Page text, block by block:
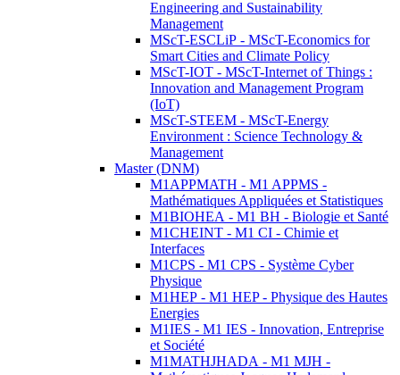
Engineering and Sustainability
Management
MScT-ESCLiP - MScT-Economics for
Smart Cities and Climate Policy
MScT-IOT - MScT-Internet of Things :
Innovation and Management Program
(IoT)
MScT-STEEM - MScT-Energy
Environment : Science Technology &
Management
Master (DNM)
M1APPMATH - M1 APPMS -
Mathématiques Appliquées et Statistiques
M1BIOHEA - M1 BH - Biologie et Santé
M1CHEINT - M1 CI - Chimie et
Interfaces
M1CPS - M1 CPS - Système Cyber
Physique
M1HEP - M1 HEP - Physique des Hautes
Energies
M1IES - M1 IES - Innovation, Entreprise
et Société
M1MATHJHADA - M1 MJH -